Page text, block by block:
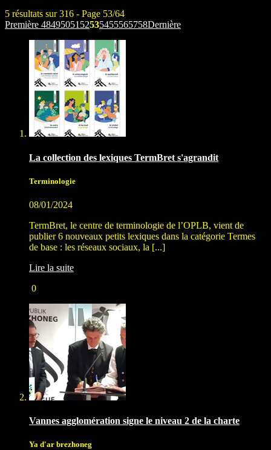
5 résultats sur 316 - Page 53/64
Première 48495051 52535455565758Dernière
La collection des lexiques TermBret s'agrandit
Terminologie
08/01/2024
TermBret, le centre de terminologie de l’OPLB, vient de
publier 6 nouveaux petits lexiques dans la catégorie Termes
de base : les réseaux sociaux, la [...]
Lire la suite
0
Vannes agglomération signe le niveau 2 de la charte
Ya d'ar brezhoneg